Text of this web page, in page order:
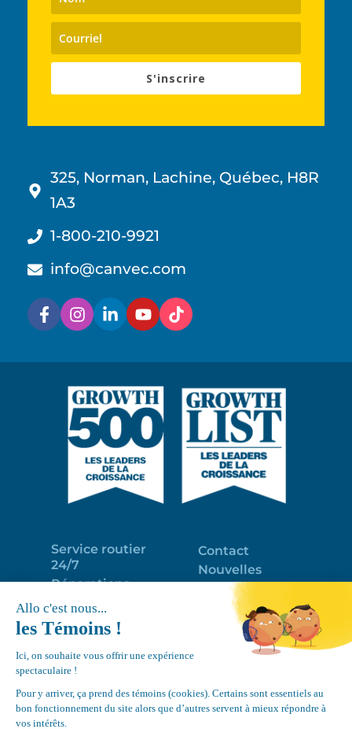
S'inscrire
325, Norman, Lachine, Québec, H8R
1A3
1-800-210-9921
info@canvec.com
Service routier
24/7
Réparations
Programme
d’entretien
Déneigement
de toits
Équipements
Contact
Nouvelles
Portail clients
Emploi
Politique de